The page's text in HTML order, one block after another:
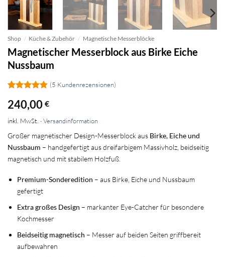
Shop / Küche & Zubehör / Magnetische Messerblöcke
Magnetischer Messerblock aus Birke Eiche
Nussbaum
mit4.8
von 5,
basierend
Kundenbewertungen
(5 Kundenrezensionen)
240,00 €
inkl. MwSt. ·Versandinformation
Großer magnetischer Design-Messerblock aus Birke, Eiche und
Nussbaum – handgefertigt aus dreifarbigem Massivholz, beidseitig
magnetisch und mit stabilem Holzfuß.
Premium-Sonderedition – aus Birke, Eiche und Nussbaum
gefertigt
Extra großes Design – markanter Eye-Catcher für besondere
Kochmesser
Beidseitig magnetisch – Messer auf beiden Seiten griffbereit
aufbewahren